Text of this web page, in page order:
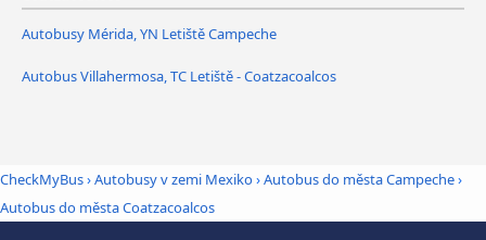
Autobusy Mérida, YN Letiště Campeche
Autobus Villahermosa, TC Letiště - Coatzacoalcos
CheckMyBus›Autobusy v zemi Mexiko›Autobus do města Campeche›
Autobus do města Coatzacoalcos